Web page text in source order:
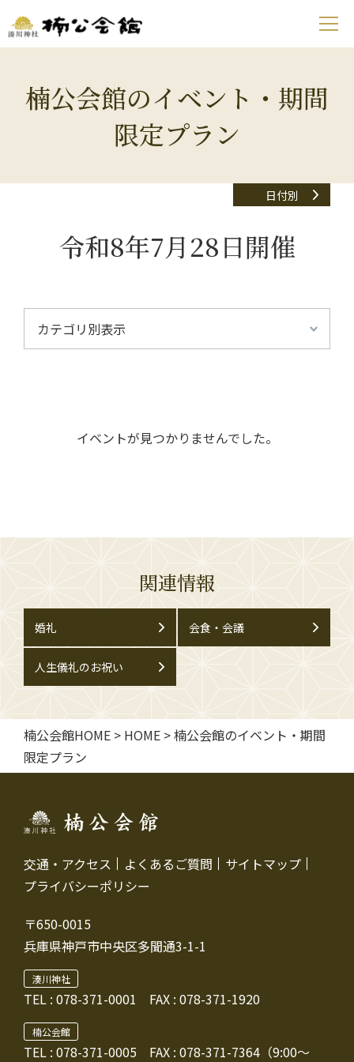
楠公会館のイベント・期間
限定プラン
日付別
令和8年7月28日開催
イベントが見つかりませんでした。
関連情報
婚礼 会食・会議
人生儀礼のお祝い
楠公会館HOME > HOME >楠公会館のイベント・期間
限定プラン
交通・アクセス よくあるご質問
サイトマップ
プライバシーポリシー
〒650-0015
兵庫県神戸市中央区多聞通3-1-1
湊川神社
TEL : 078-371-0001 FAX : 078-371-1920
楠公会館
TEL : 078-371-0005 FAX : 078-371-7364（9:00～